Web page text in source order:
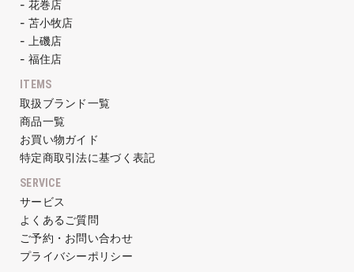
- 花巻店
- 苫小牧店
- 上磯店
- 福住店
ITEMS
取扱ブランド一覧
商品一覧
お買い物ガイド
特定商取引法に基づく表記
SERVICE
サービス
よくあるご質問
ご予約・お問い合わせ
プライバシーポリシー